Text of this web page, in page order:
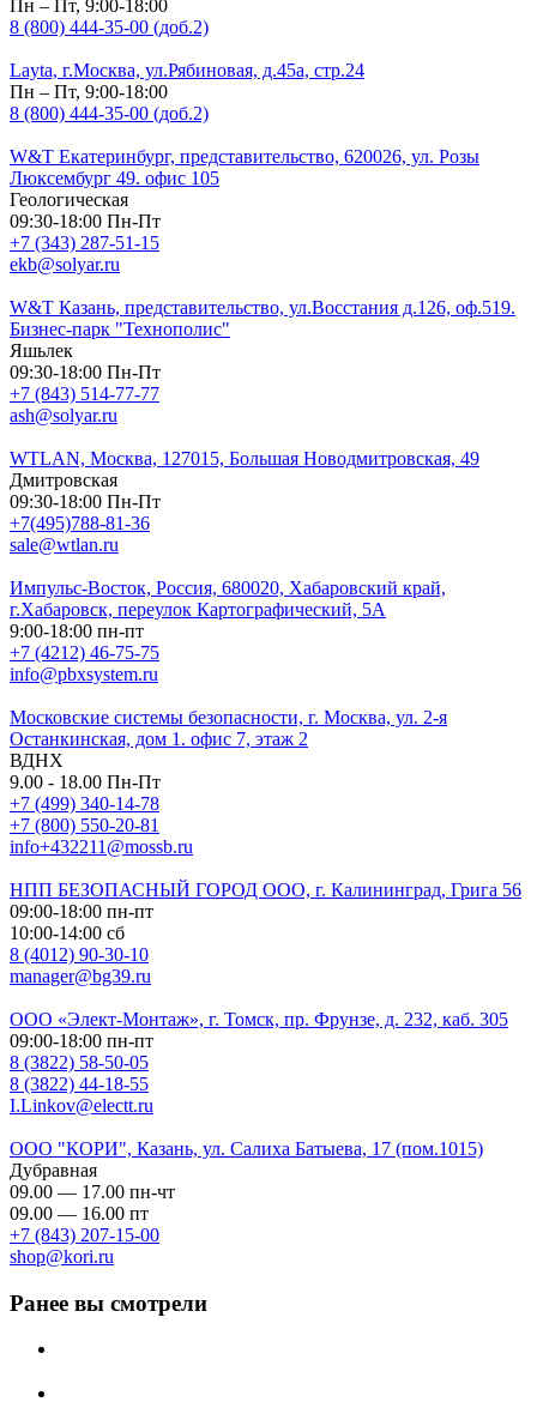
Пн – Пт, 9:00-18:00
8 (800) 444-35-00 (доб.2)
Layta, г.Москва, ул.Рябиновая, д.45а, стр.24
Пн – Пт, 9:00-18:00
8 (800) 444-35-00 (доб.2)
W&T Екатеринбург, представительство, 620026, ул. Розы
Люксембург 49. офис 105
Геологическая
09:30-18:00 Пн-Пт
+7 (343) 287-51-15
ekb@solyar.ru
W&T Казань, представительство, ул.Восстания д.126, оф.519.
Бизнес-парк "Технополис"
Яшьлек
09:30-18:00 Пн-Пт
+7 (843) 514-77-77
ash@solyar.ru
WTLAN, Москва, 127015, Большая Новодмитровская, 49
Дмитровская
09:30-18:00 Пн-Пт
+7(495)788-81-36
sale@wtlan.ru
Импульс-Восток, Россия, 680020, Хабаровский край,
г.Хабаровск, переулок Картографический, 5А
9:00-18:00 пн-пт
+7 (4212) 46-75-75
info@pbxsystem.ru
Московские системы безопасности, г. Москва, ул. 2-я
Останкинская, дом 1. офис 7, этаж 2
ВДНХ
9.00 - 18.00 Пн-Пт
+7 (499) 340-14-78
+7 (800) 550-20-81
info+432211@mossb.ru
НПП БЕЗОПАСНЫЙ ГОРОД ООО, г. Калининград, Грига 56
09:00-18:00 пн-пт
10:00-14:00 сб
8 (4012) 90-30-10
manager@bg39.ru
ООО «Элект-Монтаж», г. Томск, пр. Фрунзе, д. 232, каб. 305
09:00-18:00 пн-пт
8 (3822) 58-50-05
8 (3822) 44-18-55
I.Linkov@electt.ru
ООО "КОРИ", Казань, ул. Салиха Батыева, 17 (пом.1015)
Дубравная
09.00 — 17.00 пн-чт
09.00 — 16.00 пт
+7 (843) 207-15-00
shop@kori.ru
Ранее вы смотрели